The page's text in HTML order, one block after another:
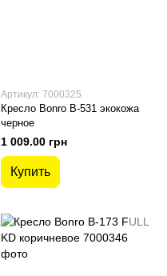
Артикул: 7000325
Кресло Bonro B-531 экокожа
черное
1 009.00 грн
Купить